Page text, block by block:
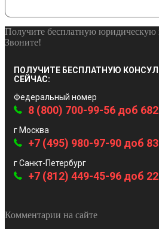
Получите бесплатную юридическую
Звоните!
ПОЛУЧИТЕ БЕСПЛАТНУЮ
СЕЙЧАС:
Федеральный номер
8 (800) 700-99-56 доб 682
г Москва
+7 (495) 980-97-90 доб
г Санкт-Петербург
+7 (812) 449-45-96 доб
Комментарии на сайте